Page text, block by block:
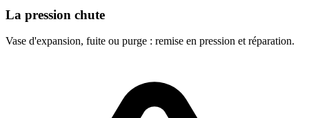
La pression chute
Vase d'expansion, fuite ou purge : remise en pression et réparation.